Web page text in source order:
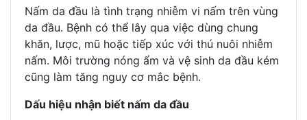
Nấm da đầu là tình trạng nhiễm vi nấm trên vùng
da đầu. Bệnh có thể lây qua việc dùng chung
khăn, lược, mũ hoặc tiếp xúc với thú nuôi nhiễm
nấm. Môi trường nóng ẩm và vệ sinh da đầu kém
cũng làm tăng nguy cơ mắc bệnh.
Dấu hiệu nhận biết nấm da đầu